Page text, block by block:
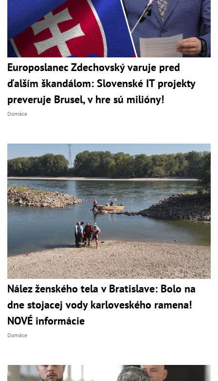
Europoslanec Zdechovský varuje pred
ďalším škandálom: Slovenské IT projekty
preveruje Brusel, v hre sú milióny!
Domáce
Nález ženského tela v Bratislave: Bolo na
dne stojacej vody karloveského ramena!
NOVÉ informácie
Domáce